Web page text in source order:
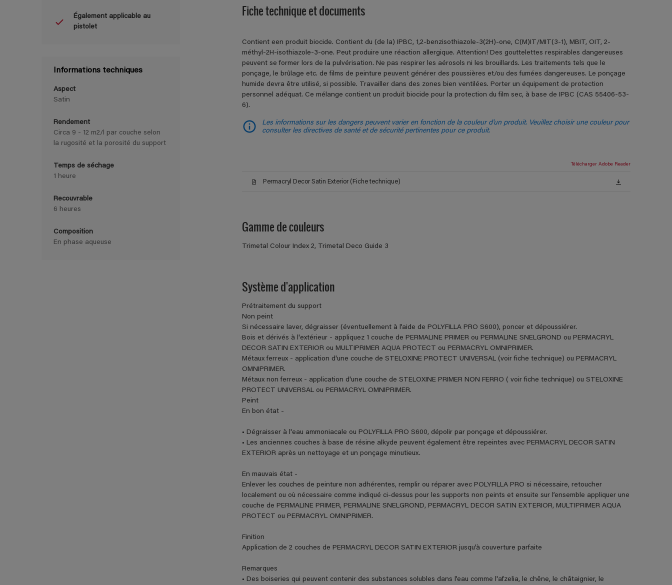
Également applicable au
pistolet
Informations techniques
Aspect
Satin
Rendement
Circa 9 - 12 m2/l par couche selon
la rugosité et la porosité du support
Temps de séchage
1 heure
Recouvrable
6 heures
Composition
En phase aqueuse
Fiche technique et documents
Contient een produit biocide. Contient du (de la) IPBC, 1,2-benzisothiazole-3(2H)-one, C(M)IT/MIT(3-1), MBIT, OIT, 2-
méthyl-2H-isothiazole-3-one. Peut produire une réaction allergique. Attention! Des gouttelettes respirables dangereuses
peuvent se former lors de la pulvérisation. Ne pas respirer les aérosols ni les brouillards. Les traitements tels que le
ponçage, le brûlage etc. de films de peinture peuvent générer des poussières et/ou des fumées dangereuses. Le ponçage
humide devra être utilisé, si possible. Travailler dans des zones bien ventilées. Porter un équipement de protection
personnel adéquat. Ce mélange contient un produit biocide pour la protection du film sec, à base de IPBC (CAS 55406-53-
6).
Les informations sur les dangers peuvent varier en fonction de la couleur d'un produit. Veuillez choisir une couleur pour
consulter les directives de santé et de sécurité pertinentes pour ce produit.
Télécharger Adobe Reader
Permacryl Decor Satin Exterior (Fiche technique)
Gamme de couleurs
Trimetal Colour Index 2, Trimetal Deco Guide 3
Système d'application
Prétraitement du support
Non peint
Si nécessaire laver, dégraisser (éventuellement à l’aide de POLYFILLA PRO S600), poncer et dépoussiérer.
Bois et dérivés à l'extérieur - appliquez 1 couche de PERMALINE PRIMER ou PERMALINE SNELGROND ou PERMACRYL
DECOR SATIN EXTERIOR ou MULTIPRIMER AQUA PROTECT ou PERMACRYL OMNIPRIMER.
Métaux ferreux - application d'une couche de STELOXINE PROTECT UNIVERSAL (voir fiche technique) ou PERMACRYL
OMNIPRIMER.
Métaux non ferreux - application d'une couche de STELOXINE PRIMER NON FERRO ( voir fiche technique) ou STELOXINE
PROTECT UNIVERSAL ou PERMACRYL OMNIPRIMER.
Peint
En bon état -
• Dégraisser à l'eau ammoniacale ou POLYFILLA PRO S600, dépolir par ponçage et dépoussiérer.
• Les anciennes couches à base de résine alkyde peuvent également être repeintes avec PERMACRYL DECOR SATIN
EXTERIOR après un nettoyage et un ponçage minutieux.
En mauvais état -
Enlever les couches de peinture non adhérentes, remplir ou réparer avec POLYFILLA PRO si nécessaire, retoucher
localement ou où nécessaire comme indiqué ci-dessus pour les supports non peints et ensuite sur l’ensemble appliquer une
couche de PERMALINE PRIMER, PERMALINE SNELGROND, PERMACRYL DECOR SATIN EXTERIOR, MULTIPRIMER AQUA
PROTECT ou PERMACRYL OMNIPRIMER.
Finition
Application de 2 couches de PERMACRYL DECOR SATIN EXTERIOR jusqu’à couverture parfaite
Remarques
• Des boiseries qui peuvent contenir des substances solubles dans l’eau comme l'afzelia, le chêne, le châtaignier, le